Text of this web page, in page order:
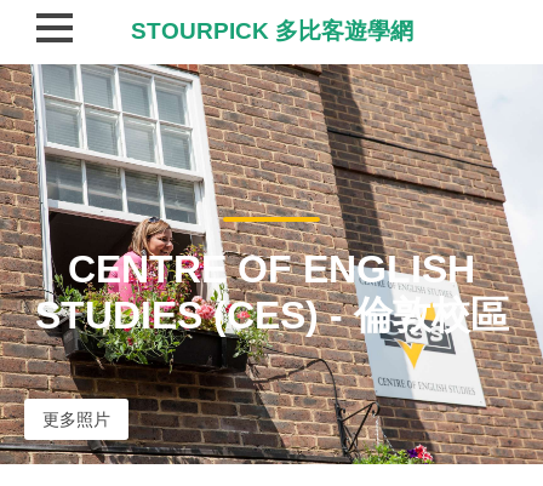
CENTRE OF ENGLISH
STUDIES (CES) - 倫敦校區
更多照片
STOURPICK 多比客遊學網